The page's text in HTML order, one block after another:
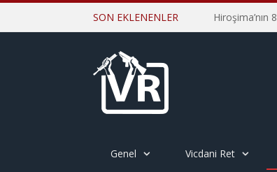
SON EKLENENLER
Genel Vicdani Ret